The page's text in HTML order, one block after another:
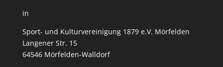
in
Sport- und Kulturvereinigung 1879 e.V. Mörfelden
Langener Str. 15
64546 Mörfelden-Walldorf